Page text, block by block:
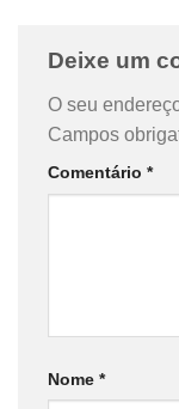
Deixe um
O seu
Campos
Comentário *
Nome *